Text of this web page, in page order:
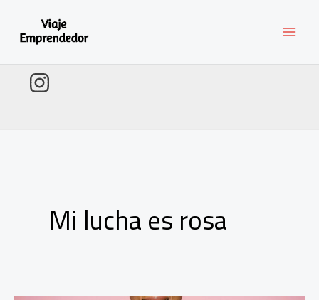
contenido
Mi lucha es rosa